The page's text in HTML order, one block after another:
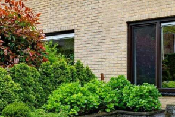
en asbest clausule opgenomen.
nodige zorgvuldigheid
of anderszins, dan wel de
van de Meetinstructie, die
manier van meten toe te
niet volledig uit, door
zorgvuldig hebben opgemeten,